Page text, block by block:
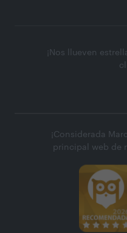
¡Nos llueven
¡Considerada
principal web de